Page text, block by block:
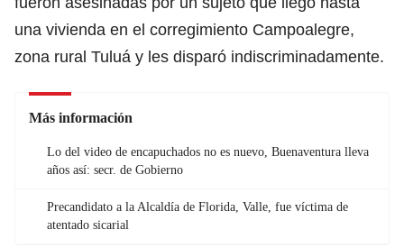
una vivienda en el corregimiento Campoalegre,
zona rural Tuluá y les disparó indiscriminadamente.
Más información
Lo del video de encapuchados no es nuevo, Buenaventura lleva
años así: secr. de Gobierno
Precandidato a la Alcaldía de Florida, Valle, fue víctima de
atentado sicarial